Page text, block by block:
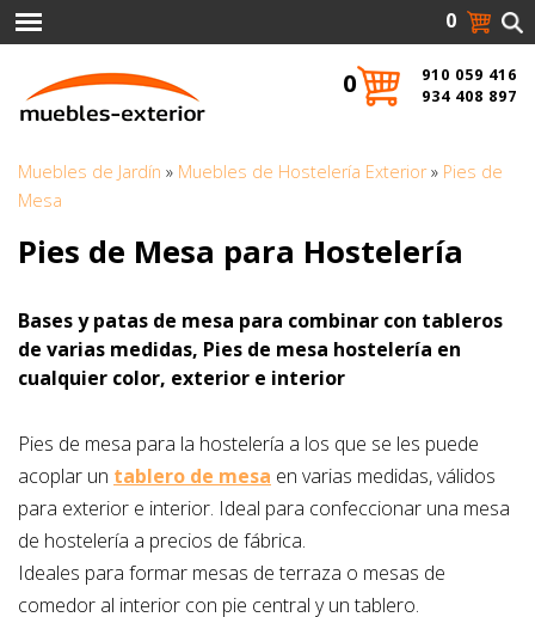
Muebles de Jardín » Muebles de Hostelería Exterior» Pies de
Mesa
Pies de Mesa para Hostelería
Bases y patas de mesa para combinar con tableros
de varias medidas, Pies de mesa hostelería en
cualquier color, exterior e interior
Pies de mesa para la hostelería a los que se les puede
acoplar un tablero de mesa en varias medidas, válidos
para exterior e interior. Ideal para confeccionar una mesa
de hostelería a precios de fábrica.
Ideales para formar mesas de terraza o mesas de
comedor al interior con pie central y un tablero.
910 059 416
934 408 897
0
0